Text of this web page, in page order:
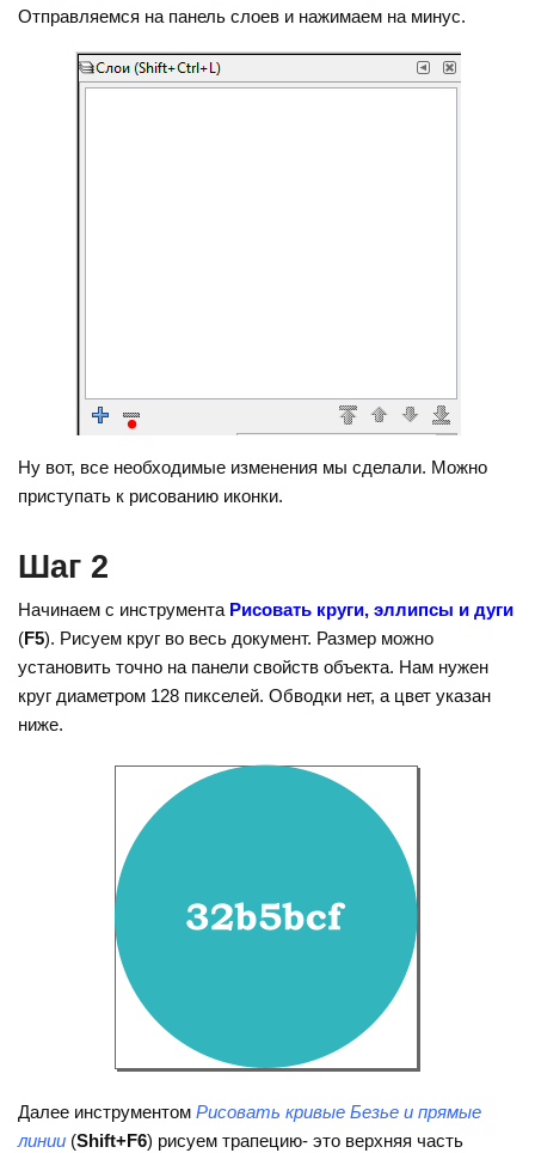
Отправляемся на панель слоев и нажимаем на минус.
Ну вот, все необходимые изменения мы сделали. Можно
приступать к рисованию иконки.
Шаг 2
Начинаем с инструмента Рисовать круги, эллипсы и дуги
(F5). Рисуем круг во весь документ. Размер можно
установить точно на панели свойств объекта. Нам нужен
круг диаметром 128 пикселей. Обводки нет, а цвет указан
ниже.
Далее инструментомРисовать кривые Безье и прямые
линии (Shift+F6) рисуем трапецию- это верхняя часть